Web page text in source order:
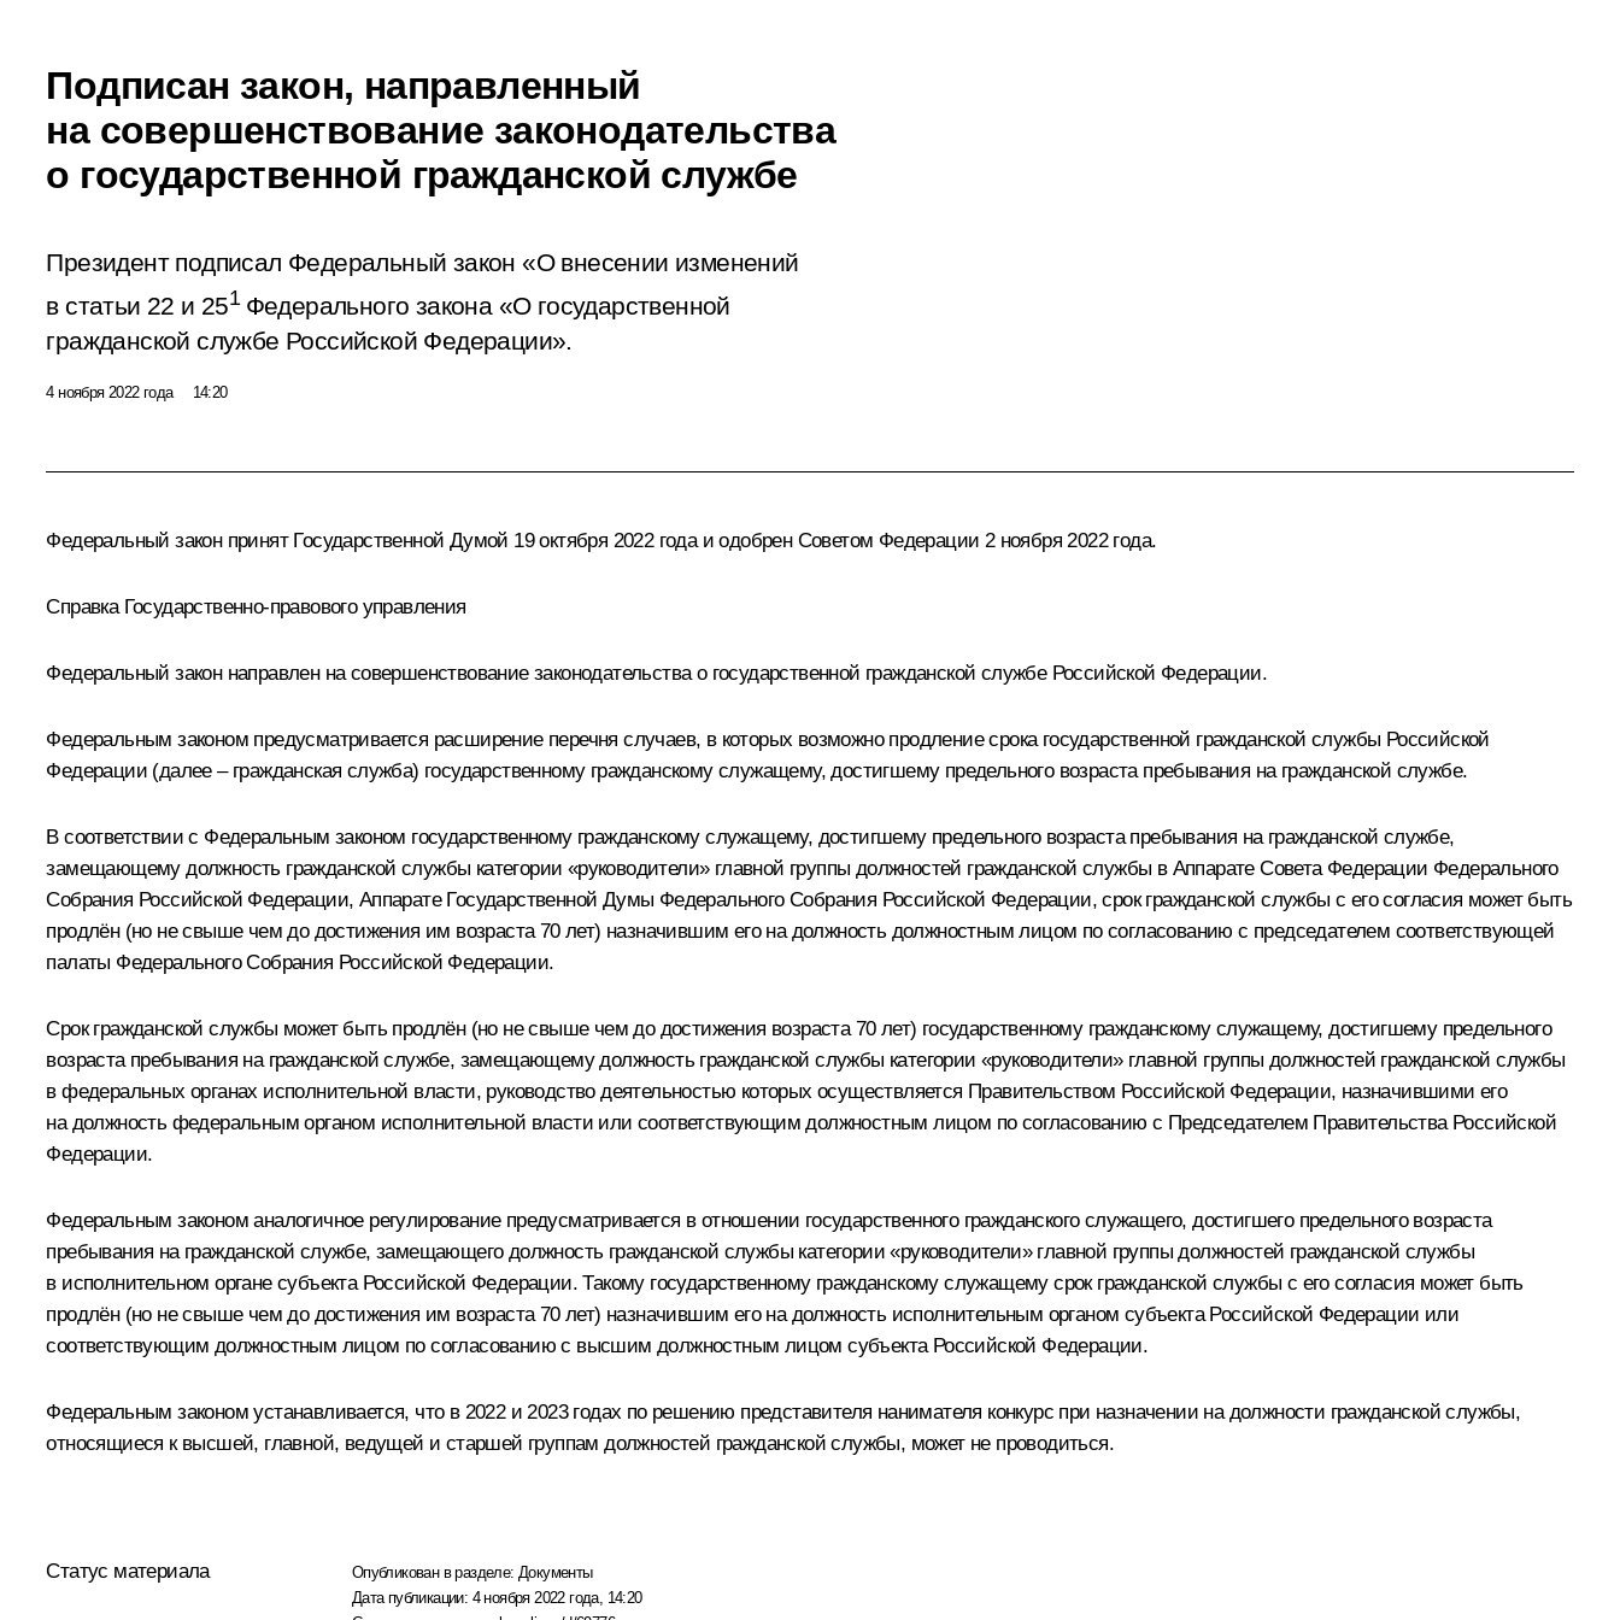
Подписан закон, направленный
на совершенствование законодательства
о государственной гражданской службе
Президент подписал Федеральный закон «О внесении изменений
в статьи 22 и 251 Федерального закона «О государственной
гражданской службе Российской Федерации».
4 ноября 2022 года 14:20
Федеральный закон принят Государственной Думой 19 октября 2022 года и одобрен Советом Федерации 2 ноября 2022 года.
Справка Государственно-правового управления
Федеральный закон направлен на совершенствование законодательства о государственной гражданской службе Российской Федерации.
Федеральным законом предусматривается расширение перечня случаев, в которых возможно продление срока государственной гражданской службы Российской
Федерации (далее – гражданская служба) государственному гражданскому служащему, достигшему предельного возраста пребывания на гражданской службе.
В соответствии с Федеральным законом государственному гражданскому служащему, достигшему предельного возраста пребывания на гражданской службе,
замещающему должность гражданской службы категории «руководители» главной группы должностей гражданской службы в Аппарате Совета Федерации Федерального
Собрания Российской Федерации, Аппарате Государственной Думы Федерального Собрания Российской Федерации, срок гражданской службы с его согласия может быть
продлён (но не свыше чем до достижения им возраста 70 лет) назначившим его на должность должностным лицом по согласованию с председателем соответствующей
палаты Федерального Собрания Российской Федерации.
Срок гражданской службы может быть продлён (но не свыше чем до достижения возраста 70 лет) государственному гражданскому служащему, достигшему предельного
возраста пребывания на гражданской службе, замещающему должность гражданской службы категории «руководители» главной группы должностей гражданской службы
в федеральных органах исполнительной власти, руководство деятельностью которых осуществляется Правительством Российской Федерации, назначившими его
на должность федеральным органом исполнительной власти или соответствующим должностным лицом по согласованию с Председателем Правительства Российской
Федерации.
Федеральным законом аналогичное регулирование предусматривается в отношении государственного гражданского служащего, достигшего предельного возраста
пребывания на гражданской службе, замещающего должность гражданской службы категории «руководители» главной группы должностей гражданской службы
в исполнительном органе субъекта Российской Федерации. Такому государственному гражданскому служащему срок гражданской службы с его согласия может быть
продлён (но не свыше чем до достижения им возраста 70 лет) назначившим его на должность исполнительным органом субъекта Российской Федерации или
соответствующим должностным лицом по согласованию с высшим должностным лицом субъекта Российской Федерации.
Федеральным законом устанавливается, что в 2022 и 2023 годах по решению представителя нанимателя конкурс при назначении на должности гражданской службы,
относящиеся к высшей, главной, ведущей и старшей группам должностей гражданской службы, может не проводиться.
Статус материала Опубликован в разделе: Документы
Дата публикации: 4 ноября 2022 года, 14:20